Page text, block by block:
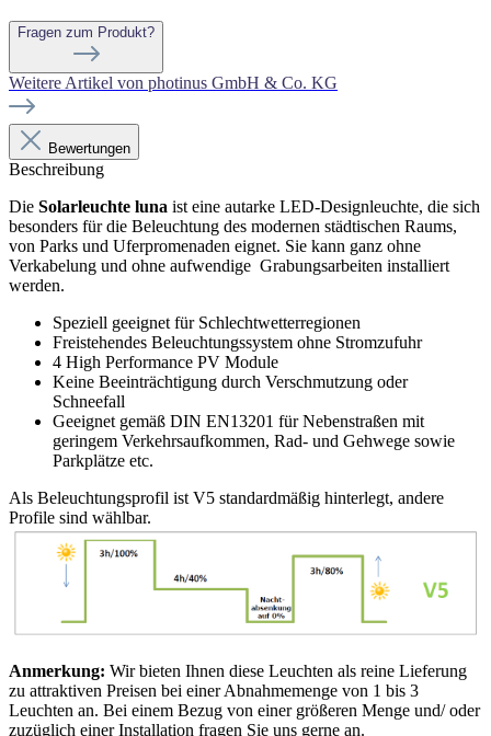
Fragen zum Produkt?
Weitere Artikel von photinus GmbH & Co. KG
Bewertungen
Beschreibung
Die Solarleuchte luna ist eine autarke LED-Designleuchte, die sich
besonders für die Beleuchtung des modernen städtischen Raums,
von Parks und Uferpromenaden eignet. Sie kann ganz ohne
Verkabelung und ohne aufwendige Grabungsarbeiten installiert
werden.
Speziell geeignet für Schlechtwetterregionen
Freistehendes Beleuchtungssystem ohne Stromzufuhr
4 High Performance PV Module
Keine Beeinträchtigung durch Verschmutzung oder
Schneefall
Geeignet gemäß DIN EN13201 für Nebenstraßen mit
geringem Verkehrsaufkommen, Rad- und Gehwege sowie
Parkplätze etc.
Als Beleuchtungsprofil ist V5 standardmäßig hinterlegt, andere
Profile sind wählbar.
Anmerkung: Wir bieten Ihnen diese Leuchten als reine Lieferung
zu attraktiven Preisen bei einer Abnahmemenge von 1 bis 3
Leuchten an. Bei einem Bezug von einer größeren Menge und/ oder
zuzüglich einer Installation fragen Sie uns gerne an.